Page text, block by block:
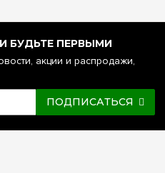
БУДЬТЕ ПЕРВЫМИ
акции и распродажи,
ПОДПИСАТЬСЯ